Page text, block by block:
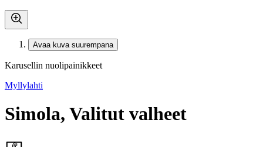
Avaa kuva suurempana
Karusellin nuolipainikkeet
Myllylahti
Simola, Valitut valheet